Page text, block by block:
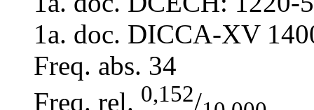
1a. doc. DICCA-XV
Freq. abs. 34
Freq. rel. 0,152/